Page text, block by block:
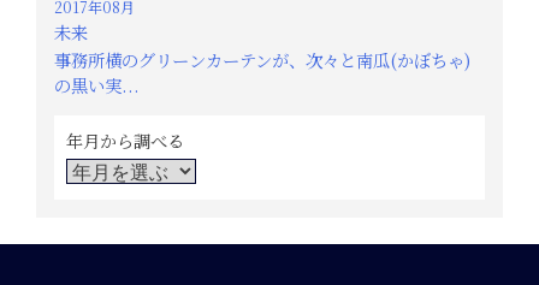
2017年08月
未来
事務所横のグリーンカーテンが、次々と南瓜(かぼちゃ)
の黒い実...
年月から調べる